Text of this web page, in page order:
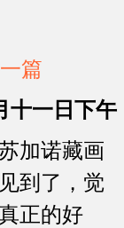
篇
十一日下午
加诺藏画
到了，觉
正的好